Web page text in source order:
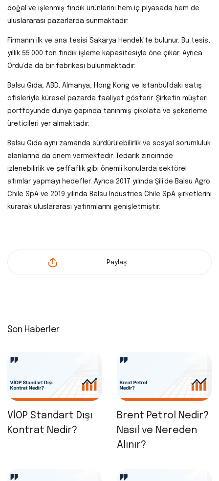
doğal ve işlenmiş fındık ürünlerini hem iç piyasada hem de
uluslararası pazarlarda sunmaktadır.
Firmanın ilk ve ana tesisi Sakarya Hendek'te bulunur. Bu tesis,
yıllık 55.000 ton fındık işleme kapasitesiyle öne çıkar. Ayrıca
Ordu’da da bir fabrikası bulunmaktadır.
Balsu Gıda; ABD, Almanya, Hong Kong ve İstanbul’daki satış
ofisleriyle küresel pazarda faaliyet gösterir. Şirketin müşteri
portföyünde dünya çapında tanınmış çikolata ve şekerleme
üreticileri yer almaktadır.
Balsu Gıda aynı zamanda sürdürülebilirlik ve sosyal sorumluluk
alanlarına da önem vermektedir. Tedarik zincirinde
izlenebilirlik ve şeffaflık gibi önemli konularda sektörel
atımlar yapmayı hedefler. Ayrıca 2017 yılında Şili’de Balsu Agro
Chile SpA ve 2019 yılında Balsu Industries Chile SpA şirketlerini
kurarak uluslararası yatırımlarını genişletmiştir.
Paylaş
Son Haberler
VİOP Standart Dışı
Kontrat Nedir?
Brent Petrol Nedir?
Nasıl ve Nereden
Alınır?